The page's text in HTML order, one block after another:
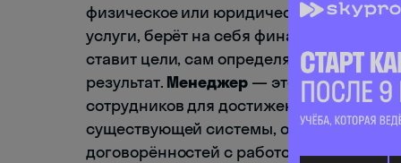
физическое или юридическое лицо,
услуги, берёт на себя финансовые
ставит цели, сам определяет правила
результат. Менеджер — это наёмный
сотрудников для достижения целей,
существующей системы, оптимизирует
договорённостей с работодателем.